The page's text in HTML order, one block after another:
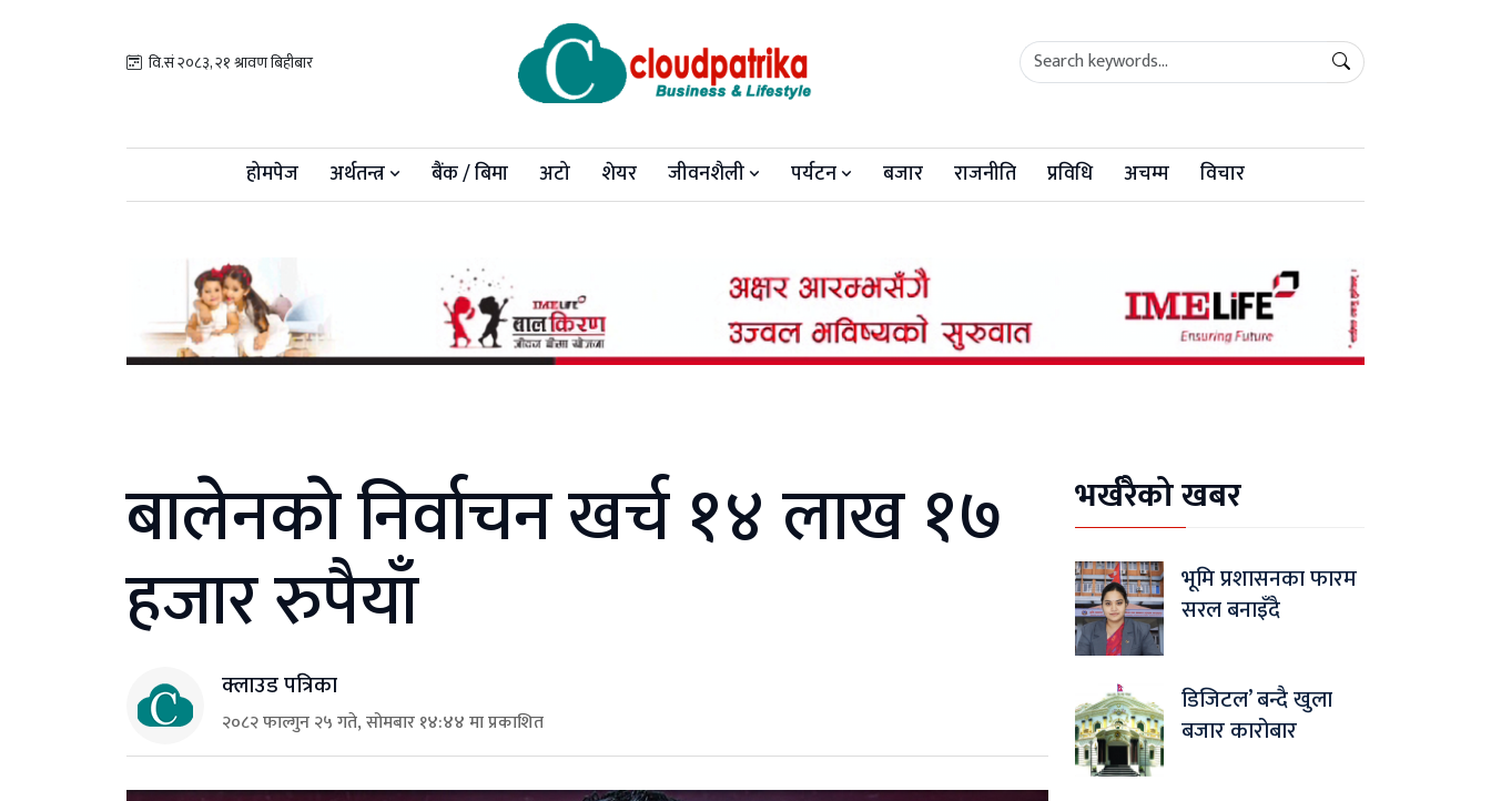
वि.सं २०८३, २१ श्रावण बिहीबार
होमपेज अर्थतन्त्र बैंक / बिमा अटो शेयर जीवनशैली पर्यटन बजार राजनीति प्रविधि अचम्म विचार
बालेनकाे निर्वाचन खर्च १४ लाख १७
हजार रुपैयाँ
क्लाउड पत्रिका
२०८२ फाल्गुन २५ गते, सोमबार १४:४४ मा प्रकाशित
भर्खरैको खबर
भूमि प्रशासनका फारम
सरल बनाइँदै
डिजिटल’ बन्दै खुला
बजार कारोबार